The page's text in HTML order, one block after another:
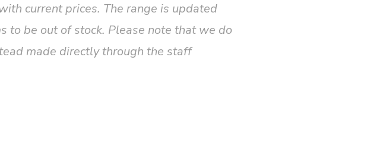
current prices. The range is updated
to be out of stock. Please note that we do
made directly through the staff